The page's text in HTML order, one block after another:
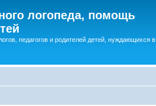
логопеда, помощь
педагогов и родителей детей, нуждающихся в